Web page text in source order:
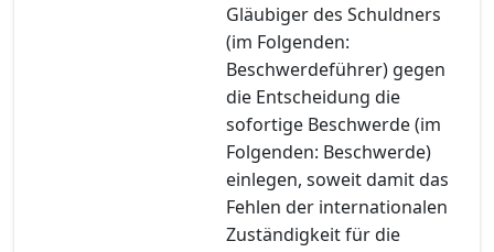
Gläubiger des Schuldners
(im Folgenden:
Beschwerdeführer) gegen
die Entscheidung die
sofortige Beschwerde (im
Folgenden: Beschwerde)
einlegen, soweit damit das
Fehlen der internationalen
Zuständigkeit für die